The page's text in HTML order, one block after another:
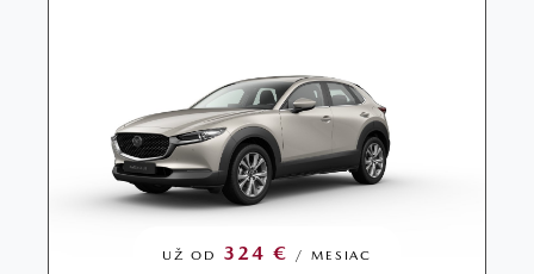
UŽ OD 324 € / MESIAC